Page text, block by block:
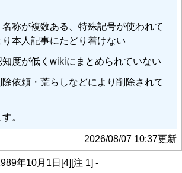
称が複数ある、特殊記号が使われて
本人記事にたどり着けない
度が低くwikiにまとめられていない
依頼・荒らしなどにより削除されて
。
2026/08/07 10:37更新
年10月1日[4][注 1] -